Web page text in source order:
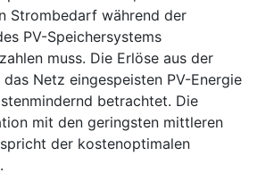
Strombedarf während der
PV-Speichersystems
muss. Die Erlöse aus der
Netz eingespeisten PV-Energie
betrachtet. Die
mit den geringsten mittleren
der kostenoptimalen